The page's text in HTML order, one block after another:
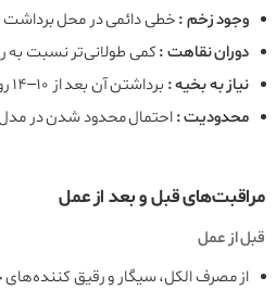
وجود زخم :خطی دائمی در محل برداشت
دوران نقاهت :کمی طولانی‌تر نسبت
نیاز به بخیه : برداشتن آن بعد از ۱۰–۱۴ روز
محدودیت :احتمال محدود شدن در
مراقبت‌های قبل و بعد از عمل
قبل از عمل
از مصرف الکل، سیگار و رقیق‌